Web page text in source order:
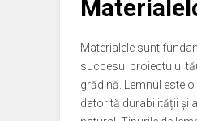
Materialele sunt
succesul proiectului
grădină. Lemnul este
datorită durabilității și